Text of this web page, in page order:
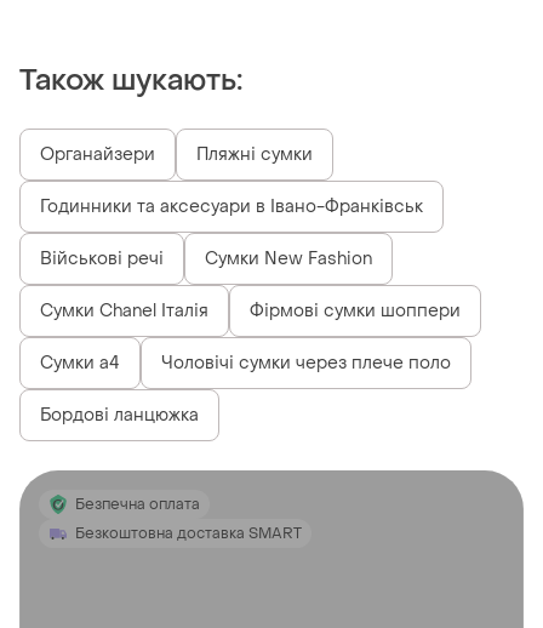
Також шукають:
Органайзери Пляжні сумки
Годинники та аксесуари в Івано-Франківськ
Військові речі Сумки New Fashion
Сумки Chanel Італія Фірмові сумки шоппери
Сумки а4 Чоловічі сумки через плече поло
Бордові ланцюжка
Безпечна оплата
Безкоштовна доставка SMART